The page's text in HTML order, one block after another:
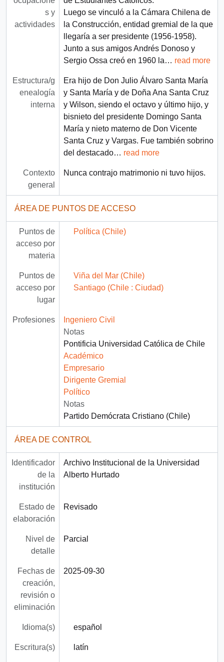
s y
actividades
Luego se vinculó a la Cámara Chilena de
la Construcción, entidad gremial de la que
llegaría a ser presidente (1956-1958).
Junto a sus amigos Andrés Donoso y
Sergio Ossa creó en 1960 la… read more
Estructura/g
enealogía
interna
Era hijo de Don Julio Álvaro Santa María
y Santa María y de Doña Ana Santa Cruz
y Wilson, siendo el octavo y último hijo, y
bisnieto del presidente Domingo Santa
María y nieto materno de Don Vicente
Santa Cruz y Vargas. Fue también sobrino
del destacado… read more
Contexto
general
Nunca contrajo matrimonio ni tuvo hijos.
ÁREA DE PUNTOS DE ACCESO
Puntos de
acceso por
materia
Política (Chile)
Puntos de
acceso por
lugar
Viña del Mar (Chile)
Santiago (Chile : Ciudad)
Profesiones
Ingeniero Civil
Notas
Pontificia Universidad Católica de Chile
Académico
Empresario
Dirigente Gremial
Político
Notas
Partido Demócrata Cristiano (Chile)
ÁREA DE CONTROL
Identificador
de la
institución
Archivo Institucional de la Universidad
Alberto Hurtado
Estado de
elaboración
Revisado
Nivel de
detalle
Parcial
Fechas de
creación,
revisión o
eliminación
2025-09-30
Idioma(s) español
Escritura(s) latín